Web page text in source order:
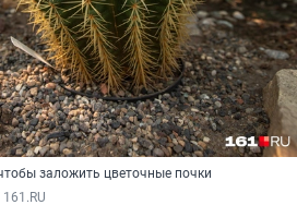
заложить цветочные почки